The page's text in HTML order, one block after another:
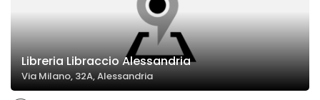
Libreria Libraccio Alessandria
Via Milano, 32A, Alessandria